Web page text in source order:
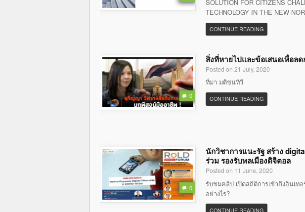
SOLUTION FOR CITIZENS
TECHNOLOGY IN THE NEW
CONTINUE READING
0
สิ่งที่หายไปและข้อเสนอเพื่อล
Posted on 21 July, 2020
ที่มา มติชนทีวี
CONTINUE READING
0
นักวิชาการแนะรัฐ สร้าง
ร่วม รองรับพลเมืองดิจิตอล
Posted on 11 June, 2020
รับชมคลิป เปิดสถิติการเข้าถึงอินเท
อย่างไร?
CONTINUE READING